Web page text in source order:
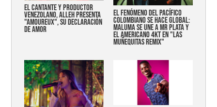
EL CANTANTE Y PRODUCTOR
VENEZOLANO, ALLEH PRESENTA
"AMOUREUX", SU DECLARACIÓN
DE AMOR
EL FENÓMENO DEL PACÍFICO
COLOMBIANO SE HACE GLOBAL:
MALUMA SE UNE A MR PLATA Y
EL AMERICANO 4KT EN "LAS
MUÑEQUITAS REMIX"